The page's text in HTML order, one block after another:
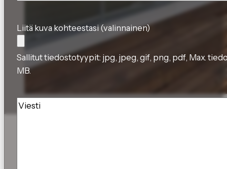
Liitä kuva kohteestasi (valinnainen)
Sallitut tiedostotyypit: jpg, jpeg, gif, png, pdf, Max.
MB.
Viesti